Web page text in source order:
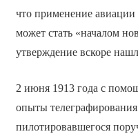
что применение
может стать «началом
утверждение вскоре
2 июня 1913 года с
опыты
пилотировавшегося